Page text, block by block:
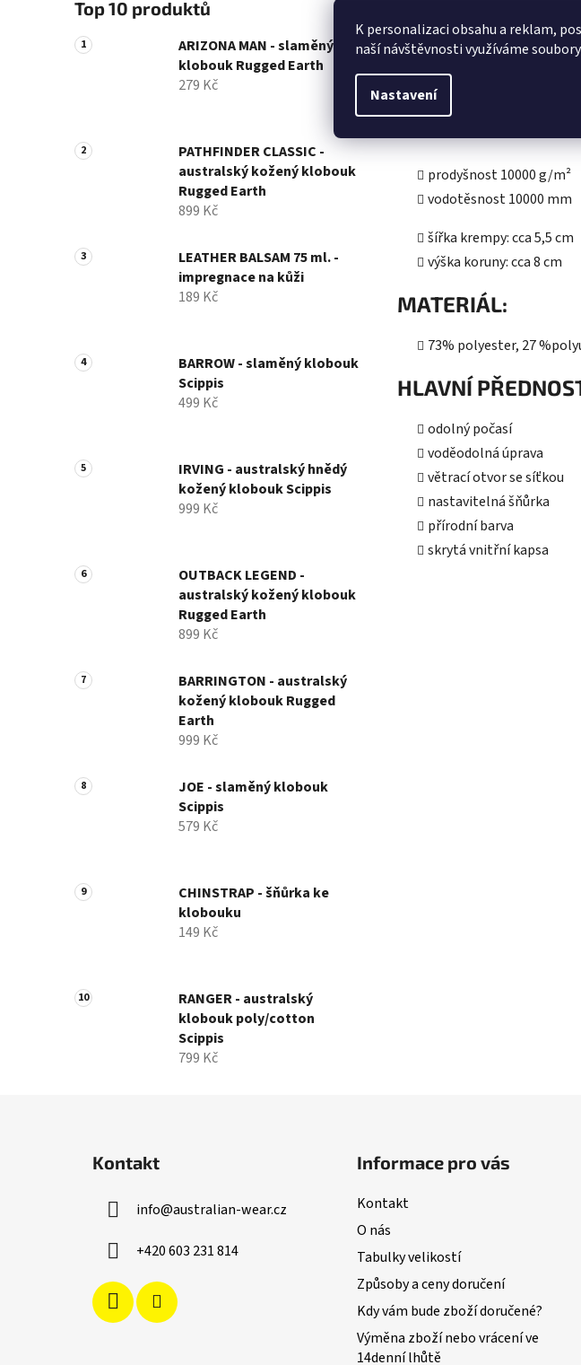
K personalizaci obsahu a reklam,
naší návštěvnosti využíváme
Nastavení
Top 10 produktů
ARIZONA MAN - slaměný
klobouk Rugged Earth
279 Kč
PATHFINDER CLASSIC -
australský kožený klobouk
Rugged Earth
899 Kč
LEATHER BALSAM 75 ml. -
impregnace na kůži
189 Kč
BARROW - slaměný klobouk
Scippis
499 Kč
IRVING - australský hnědý
kožený klobouk Scippis
999 Kč
OUTBACK LEGEND -
australský kožený klobouk
Rugged Earth
899 Kč
BARRINGTON - australský
kožený klobouk Rugged
Earth
999 Kč
JOE - slaměný klobouk
Scippis
579 Kč
CHINSTRAP - šňůrka ke
klobouku
149 Kč
RANGER - australský
klobouk poly/cotton
Scippis
799 Kč
která poskytuje jednu z
blokuje více než
98 %
prodyšnost 10000 g/m²
vodotěsnost 10000 mm
šířka krempy: cca 5,5 cm
výška koruny: cca 8 cm
MATERIÁL:
73% polyester, 27
HLAVNÍ
odolný počasí
voděodolná úprava
větrací otvor se síťkou
nastavitelná šňůrka
přírodní barva
skrytá vnitřní kapsa
Kontakt
info@australian-wear.cz
+420 603 231 814
Informace pro vás
Kontakt
O nás
Tabulky velikostí
Způsoby a ceny doručení
Kdy vám bude zboží doručené?
Výměna zboží nebo vrácení ve
14denní lhůtě